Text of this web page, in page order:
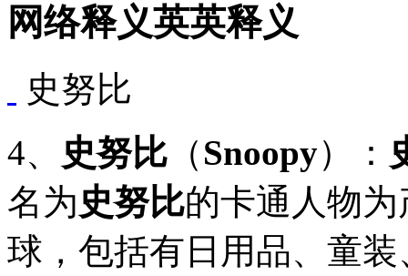
网络释义英英释义
史努比
4、
史努比 （Snoopy）：
名为史努比的卡通人物
球，包括有日用品、童